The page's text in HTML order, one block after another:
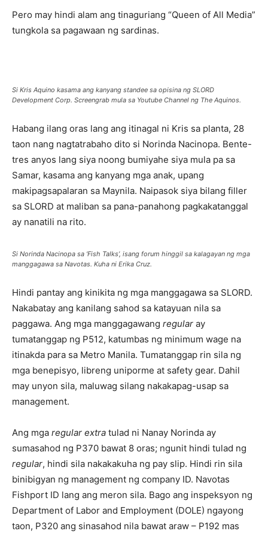
Pero may hindi alam ang tinaguriang “Queen of All Media”
tungkola sa pagawaan ng sardinas.
Si Kris Aquino kasama ang kanyang standee sa opisina ng SLORD
Development Corp. Screengrab mula sa Youtube Channel ng The Aquinos.
Habang ilang oras lang ang itinagal ni Kris sa planta, 28
taon nang nagtatrabaho dito si Norinda Nacinopa. Bente-
tres anyos lang siya noong bumiyahe siya mula pa sa
Samar, kasama ang kanyang mga anak, upang
makipagsapalaran sa Maynila. Naipasok siya bilang filler
sa SLORD at maliban sa pana-panahong pagkakatanggal
ay nanatili na rito.
Si Norinda Nacinopa sa ‘Fish Talks’, isang forum hinggil sa kalagayan ng mga
manggagawa sa Navotas. Kuha ni Erika Cruz.
Hindi pantay ang kinikita ng mga manggagawa sa SLORD.
Nakabatay ang kanilang sahod sa katayuan nila sa
paggawa. Ang mga manggagawang regular ay
tumatanggap ng P512, katumbas ng minimum wage na
itinakda para sa Metro Manila. Tumatanggap rin sila ng
mga benepisyo, libreng uniporme at safety gear. Dahil
may unyon sila, maluwag silang nakakapag-usap sa
management.
Ang mga regular extra tulad ni Nanay Norinda ay
sumasahod ng P370 bawat 8 oras; ngunit hindi tulad ng
regular, hindi sila nakakakuha ng pay slip. Hindi rin sila
binibigyan ng management ng company ID. Navotas
Fishport ID lang ang meron sila. Bago ang inspeksyon ng
Department of Labor and Employment (DOLE) ngayong
taon, P320 ang sinasahod nila bawat araw – P192 mas